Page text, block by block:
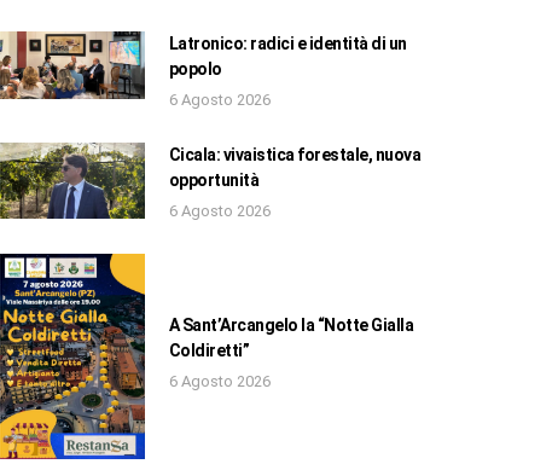
Latronico: radici e identità di un
popolo
6 Agosto 2026
Cicala: vivaistica forestale, nuova
opportunità
6 Agosto 2026
A Sant’Arcangelo la “Notte Gialla
Coldiretti”
6 Agosto 2026